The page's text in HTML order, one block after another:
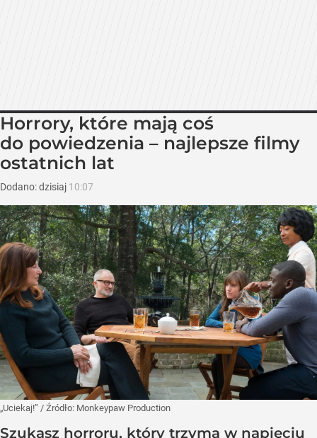
Horrory, które mają coś
do powiedzenia – najlepsze filmy
ostatnich lat
Dodano:dzisiaj 10:07
„Uciekaj!” / Źródło: Monkeypaw Production
Szukasz horroru, który trzyma w napięciu